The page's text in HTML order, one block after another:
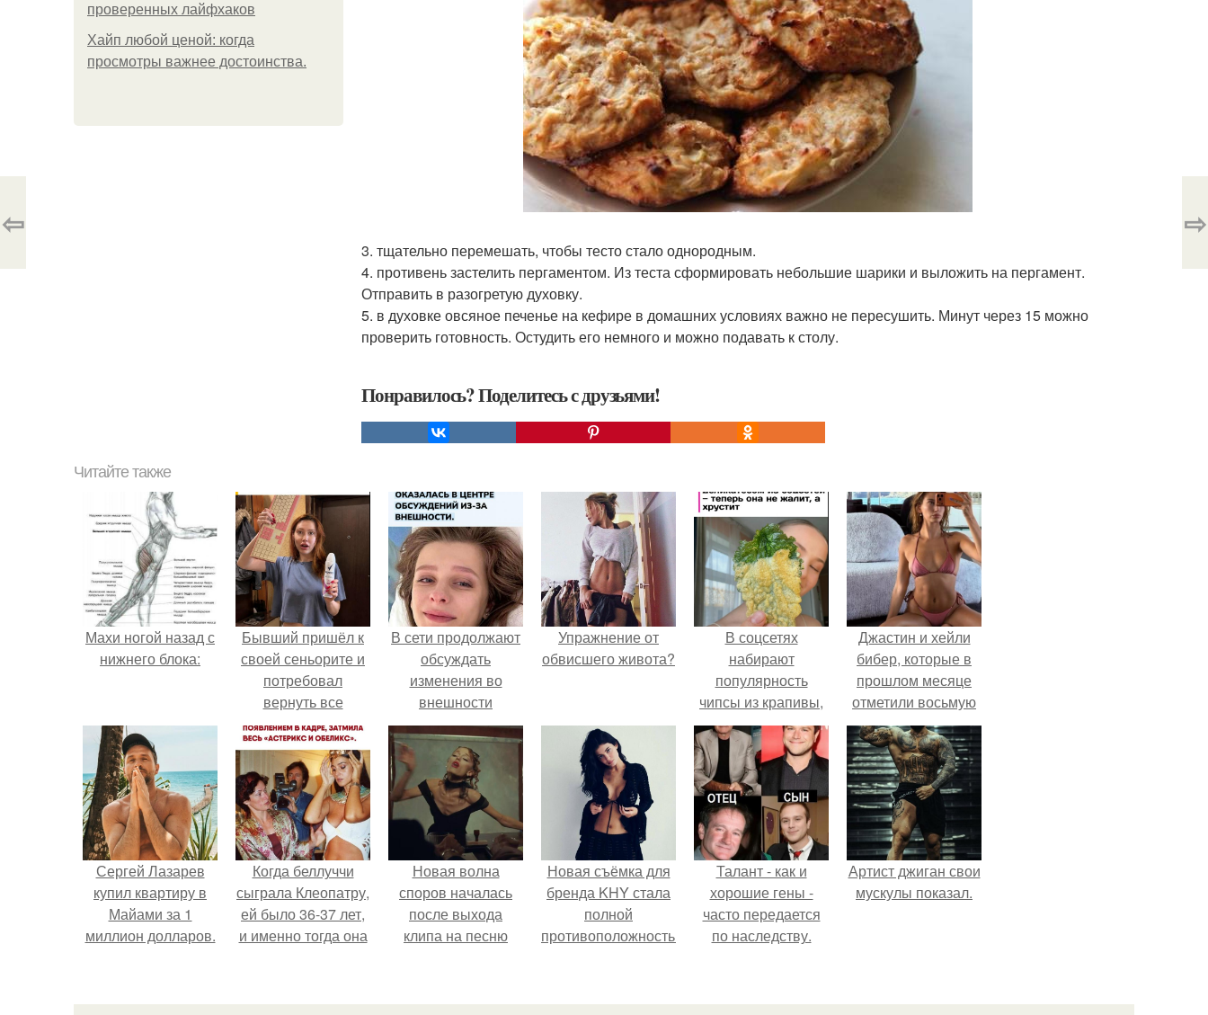
проверенных лайфхаков
Хайп любой ценой: когда
просмотры важнее достоинства.
3. тщательно перемешать, чтобы тесто стало однородным.
4. противень застелить пергаментом. Из теста сформировать небольшие шарики и выложить на пергамент.
Отправить в разогретую духовку.
5. в духовке овсяное печенье на кефире в домашних условиях важно не пересушить. Минут через 15 можно
проверить готовность. Остудить его немного и можно подавать к столу.
Понравилось? Поделитесь с друзьями!
⇦ ⇨
Читайте также
Махи ногой назад с
нижнего блока:
Бывший пришёл к
своей сеньорите и
потребовал
вернуть все
подарки.
В сети продолжают
обсуждать
изменения во
внешности
актрисы.
Упражнение от
обвисшего живота?
В соцсетях
набирают
популярность
чипсы из крапивы,
которые
пользователи в
комментариях
называют
неожиданно
вкусными.
Джастин и хейли
бибер, которые в
прошлом месяце
отметили восьмую
годовщину
помолвки, показали
новые фото с
совместного
отдыха.
Сергей Лазарев
купил квартиру в
Майами за 1
миллион долларов.
Когда беллуччи
сыграла Клеопатру,
ей было 36-37 лет,
и именно тогда она
Новая волна
споров началась
после выхода
клипа на песню
Новая съёмка для
бренда KHY стала
полной
противоположностью
ассоциировалась
Талант - как и
хорошие гены -
часто передается
по наследству.
Артист джиган свои
мускулы показал.